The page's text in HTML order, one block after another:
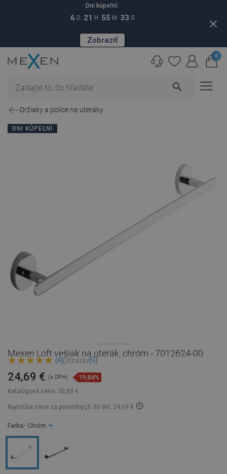
Dni kúpeľní:
6 D 21 H 55 M 32 S
Zobraziť
close
search
0
Držiaky a police na uteráky
DNI KÚPEĽNÍ
Mexen Loft vešiak na uterák, chróm - 7012624-00
(4) Otázky(0)
Katalógová cena: 30,80 €
24,69 € (s DPH) 19,84%
Najnižšia cena za posledných 30 dní: 24,69 €
Farba - Chróm